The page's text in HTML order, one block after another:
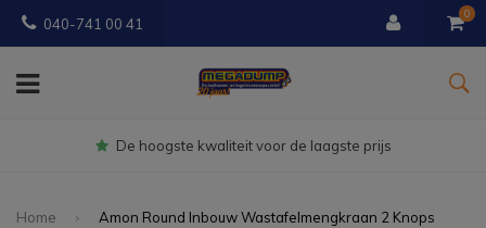
040-741 00 41
0
Gratisbezorgd vanaf € 150
Home
Amon Round Inbouw Wastafelmengkraan 2 Knops